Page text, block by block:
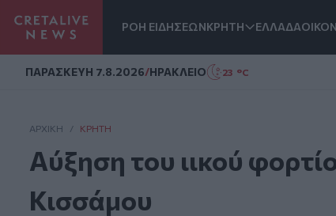
ΡΟΗ ΕΙΔΗΣΕΩΝΚΡΗΤΗ ΕΛΛΑΔΑ
ΠΑΡΑΣΚΕΥΗ 7.8.2026/ΗΡΑΚΛΕΙΟ 23 °C
ΑΡΧΙΚΗ / ΚΡΉΤΗ
Αύξηση του ιικού
Κισσάμου